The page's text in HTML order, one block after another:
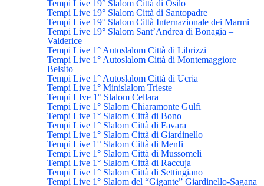
Tempi Live 19° Slalom Città di Osilo
Tempi Live 19° Slalom Città di Santopadre
Tempi Live 19° Slalom Città Internazionale dei Marmi
Tempi Live 19° Slalom Sant’Andrea di Bonagia –
Valderice
Tempi Live 1° Autoslalom Città di Librizzi
Tempi Live 1° Autoslalom Città di Montemaggiore
Belsito
Tempi Live 1° Autoslalom Città di Ucria
Tempi Live 1° Minislalom Trieste
Tempi LIve 1° Slalom Cellara
Tempi Live 1° Slalom Chiaramonte Gulfi
Tempi Live 1° Slalom Città di Bono
Tempi Live 1° Slalom Città di Favara
Tempi Live 1° Slalom Città di Giardinello
Tempi Live 1° Slalom Città di Menfi
Tempi Live 1° Slalom Città di Mussomeli
Tempi Live 1° Slalom Città di Raccuja
Tempi Live 1° Slalom Città di Settingiano
Tempi Live 1° Slalom del “Gigante” Giardinello-Sagana